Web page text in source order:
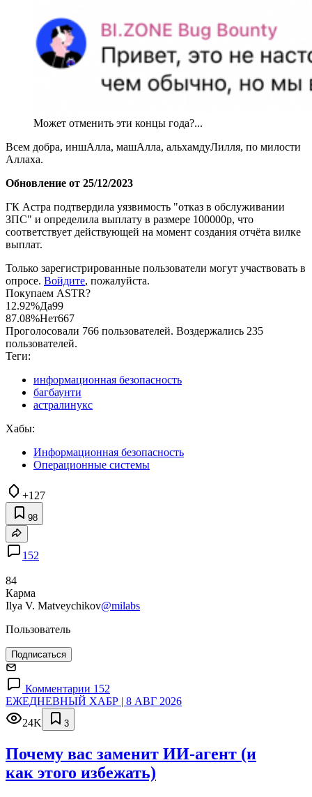
Может отменить эти концы года?...
Всем добра, иншАлла, машАлла, альхамдуЛилля, по милости
Аллаха.
Обновление от 25/12/2023
ГК Астра подтвердила уязвимость "отказ в обслуживании
ЗПС" и определила выплату в размере 100000р, что
соответствует действующей на момент создания отчёта вилке
выплат.
Только зарегистрированные пользователи могут участвовать в
опросе. Войдите, пожалуйста.
Покупаем ASTR?
12.92%Да99
87.08%Нет667
Проголосовали 766 пользователей. Воздержались 235
пользователей.
Теги:
информационная безопасность
багбаунти
астралинукс
Хабы:
Информационная безопасность
Операционные системы
+127
98
152
84
Карма
Ilya V. Matveychikov@milabs
Пользователь
Подписаться
Комментарии 152
ЕЖЕДНЕВНЫЙ ХАБР | 8 АВГ 2026
24K
3
Почему вас заменит ИИ‑агент (и
как этого избежать)